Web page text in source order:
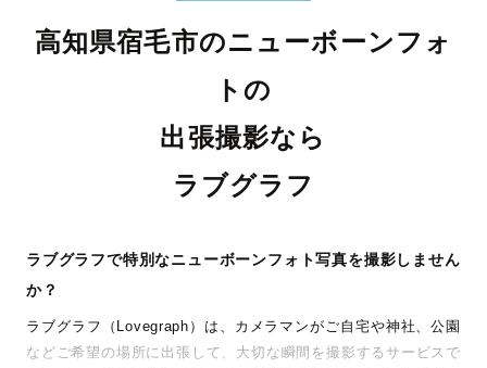
高知県宿毛市のニューボーンフォ
トの
出張撮影なら
ラブグラフ
ラブグラフで特別なニューボーンフォト写真を撮影しません
か？
ラブグラフ（Lovegraph）は、カメラマンがご自宅や神社、公園
などご希望の場所に出張して、大切な瞬間を撮影するサービスで